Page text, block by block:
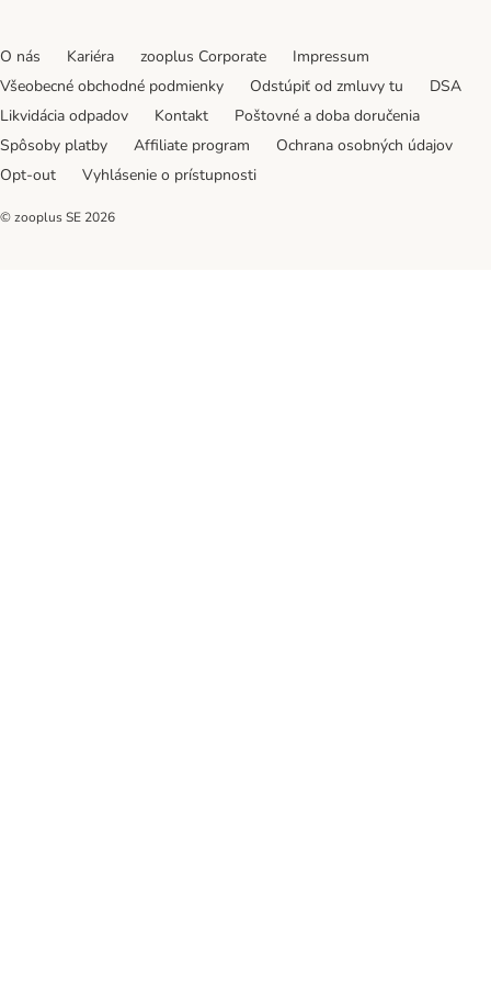
O nás Kariéra zooplus Corporate
Impressum
Všeobecné obchodné podmienky
Odstúpiť od zmluvy tu
DSA
Likvidácia odpadov
Kontakt
Poštovné a doba doručenia
Spôsoby platby
Affiliate program
Ochrana osobných údajov
Opt-out
Vyhlásenie o prístupnosti
© zooplus SE 2026